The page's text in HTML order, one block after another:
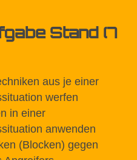
Stand (7
aus je einer
werfen
in einer
anwenden
(Blocken) gegen